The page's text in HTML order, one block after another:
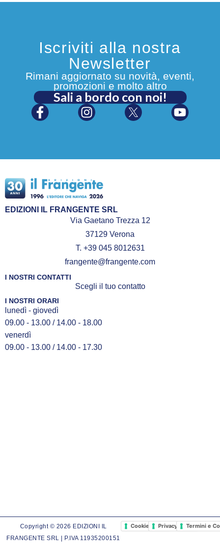
Iscriviti alla nostra
Newsletter
Rimani aggiornato su novità, eventi,
promozioni e molto altro
Sali a bordo con noi!
EDIZIONI IL FRANGENTE SRL
Via Gaetano Trezza 12
37129 Verona
T. +39 045 8012631
frangente@frangente.com
I NOSTRI CONTATTI
Scegli il tuo contatto
I NOSTRI ORARI
lunedì - giovedì
09.00 - 13.00 / 14.00 - 18.00
venerdì
09.00 - 13.00 / 14.00 - 17.30
Copyright © 2026 EDIZIONI IL
FRANGENTE SRL | P.IVA 11935200151
Cookie PolicyPrivacy PolicyTermini e